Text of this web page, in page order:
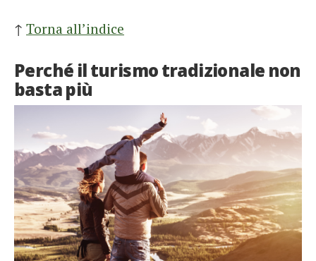
↑ Torna all’indice
Perché il turismo tradizionale non
basta più